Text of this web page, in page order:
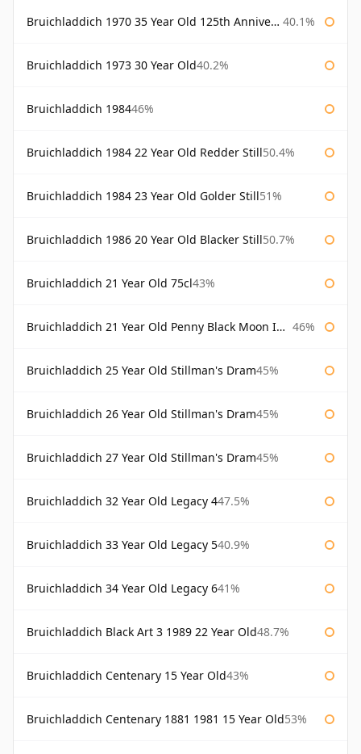
Bruichladdich 1970 35 Year Old 125th Anniversary 40.1%
Bruichladdich 1973 30 Year Old40.2%
Bruichladdich 198446%
Bruichladdich 1984 22 Year Old Redder Still50.4%
Bruichladdich 1984 23 Year Old Golder Still51%
Bruichladdich 1986 20 Year Old Blacker Still50.7%
Bruichladdich 21 Year Old 75cl43%
Bruichladdich 21 Year Old Penny Black Moon Import 46%
Bruichladdich 25 Year Old Stillman's Dram45%
Bruichladdich 26 Year Old Stillman's Dram45%
Bruichladdich 27 Year Old Stillman's Dram45%
Bruichladdich 32 Year Old Legacy 447.5%
Bruichladdich 33 Year Old Legacy 540.9%
Bruichladdich 34 Year Old Legacy 641%
Bruichladdich Black Art 3 1989 22 Year Old48.7%
Bruichladdich Centenary 15 Year Old43%
Bruichladdich Centenary 1881 1981 15 Year Old53%